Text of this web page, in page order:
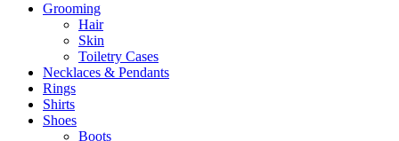
Grooming
Hair
Skin
Toiletry Cases
Necklaces & Pendants
Rings
Shirts
Shoes
Boots